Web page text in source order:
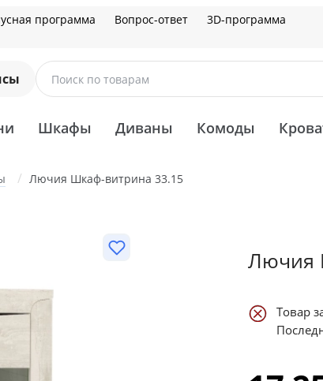
программа Вопрос-ответ 3D-программа
Поиск по товарам
Шкафы Диваны Комоды
Лючия Шкаф-витрина 33.15
Лючия
Товар